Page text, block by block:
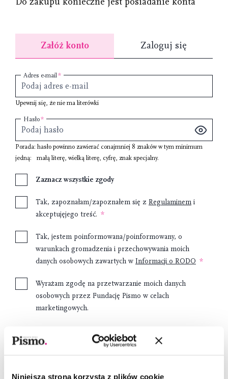
Niniejsza strona korzysta z plików cookie
Załóż konto
Adres e-mail
Upewnij się, że nie ma literówki
Hasło
Porada: hasło powinno zawierać conajmniej 8 znakóww tym minimum
jedną:
małą literę wielką literę cyfrę znak specjalny.
Zaznacz wszystkie zgody
Tak, zapoznałam/zapoznałem się z Regulaminem i
akceptujęjego treść.
Tak, jestem poinformowana/poinformowany, o
warunkach gromadzenia i przechowywania moich
danych osobowych zawartych w Informacji o RODO
Wyrażam zgodę na przetwarzanie moich danych
osobowych przez Fundację Pismo w celach
marketingowych.
Załóż konto
Zaloguj się